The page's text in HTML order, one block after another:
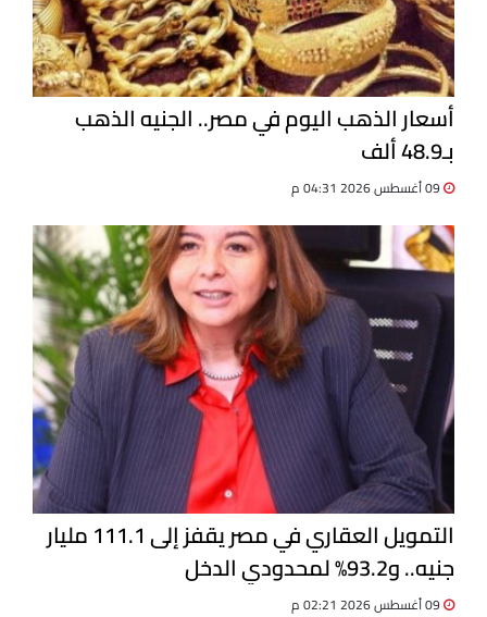
أسعار الذهب اليوم في مصر.. الجنيه الذهب
بـ48.9 ألف
التمويل العقاري في مصر يقفز إلى 111.1 مليار
جنيه.. و93.2% لمحدودي الدخل